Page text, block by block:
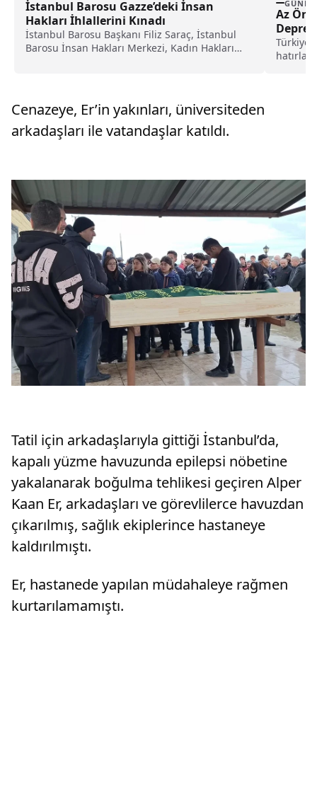
İstanbul Barosu Gazze’deki İnsan
Hakları İhlallerini Kınadı
İstanbul Barosu Başkanı Filiz Saraç, İstanbul
Barosu İnsan Hakları Merkezi, Kadın Hakları
Az
Cenazeye, Er’in yakınları, üniversiteden
arkadaşları ile vatandaşlar katıldı.
Tatil için arkadaşlarıyla gittiği İstanbul’da,
kapalı yüzme havuzunda epilepsi nöbetine
yakalanarak boğulma tehlikesi geçiren Alper
Kaan Er, arkadaşları ve görevlilerce havuzdan
çıkarılmış, sağlık ekiplerince hastaneye
kaldırılmıştı.
Er, hastanede yapılan müdahaleye rağmen
kurtarılamamıştı.